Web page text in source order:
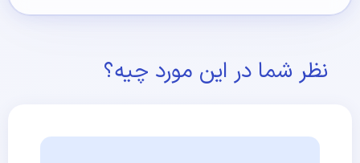
نظر شما در این مورد چیه؟